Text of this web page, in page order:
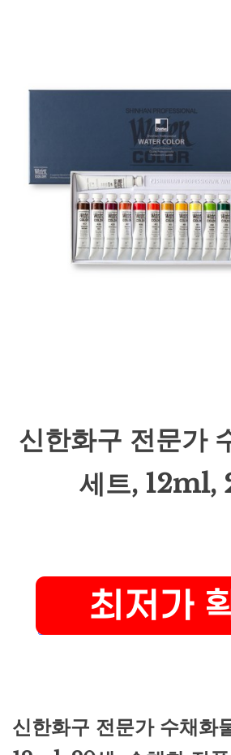
신한화구 전문가
세트, 12ml,
신한화구 전문가 수채화